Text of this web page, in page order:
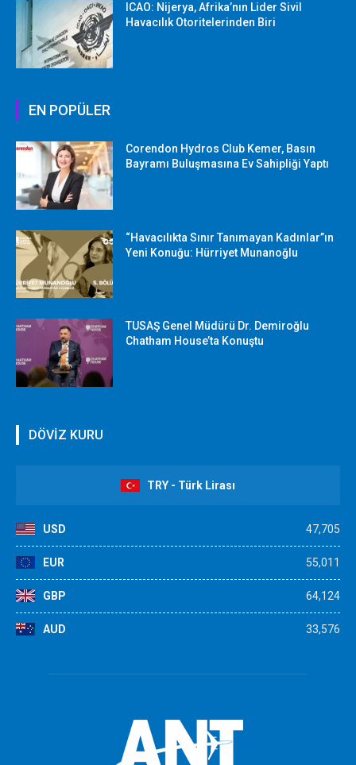
ICAO: Nijerya, Afrika’nın Lider Sivil
Havacılık Otoritelerinden Biri
EN POPÜLER
Corendon Hydros Club Kemer, Basın
Bayramı Buluşmasına Ev Sahipliği Yaptı
“Havacılıkta Sınır Tanımayan Kadınlar”ın
Yeni Konuğu: Hürriyet Munanoğlu
TUSAŞ Genel Müdürü Dr. Demiroğlu
Chatham House’ta Konuştu
DÖVİZ KURU
TRY - Türk Lirası
USD 47,705
EUR 55,011
GBP 64,124
AUD 33,576